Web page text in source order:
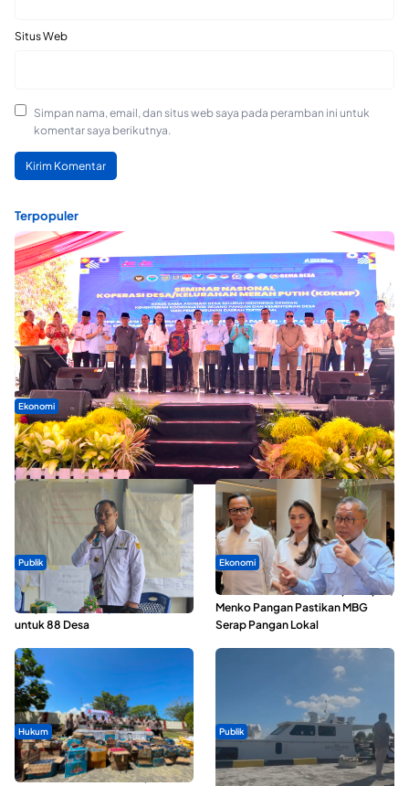
Situs Web
Simpan nama, email, dan situs web saya pada peramban ini untuk
komentar saya berikutnya.
Terpopuler
Ekonomi
Seminar di Ternate, Mendes Perkuat Sinergi Percepatan
Kopdes Merah Putih
Publik
ABDESI Morotai Apresiasi
Penyaluran ADD Rp3,13 Miliar
untuk 88 Desa
Ekonomi
SPPG di Maluku Utara Dipercepat,
Menko Pangan Pastikan MBG
Serap Pangan Lokal
Hukum
Polda Maluku Utara Musnahkan
Ribuan Liter Miras Hasil Operasi
Publik
Pelayaran Perdana KM Dodola
Express Terkendala, Baling-baling